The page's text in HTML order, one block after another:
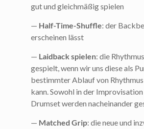
gut und gleichmäßig spielen
— Half-Time-Shuffle: der
erscheinen lässt
— Laidback spielen: die
gespielt, wenn wir uns diese als
bestimmter Ablauf von
kann. Sowohl in der
Drumset werden nacheinander
— Matched Grip: die neue und